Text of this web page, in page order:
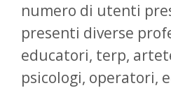
numero di utenti
presenti diverse
educatori, terp,
psicologi, operatori,